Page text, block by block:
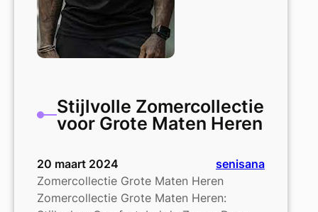
Stijlvolle Zomercollectie
voor Grote Maten Heren
20 maart 2024
senisana
Zomercollectie Grote Maten Heren
Zomercollectie Grote Maten Heren: